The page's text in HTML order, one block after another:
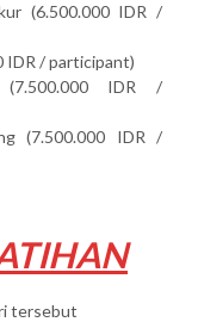
(6.500.000 IDR /
IDR / participant)
IDR /
(7.500.000 IDR /
tersebut